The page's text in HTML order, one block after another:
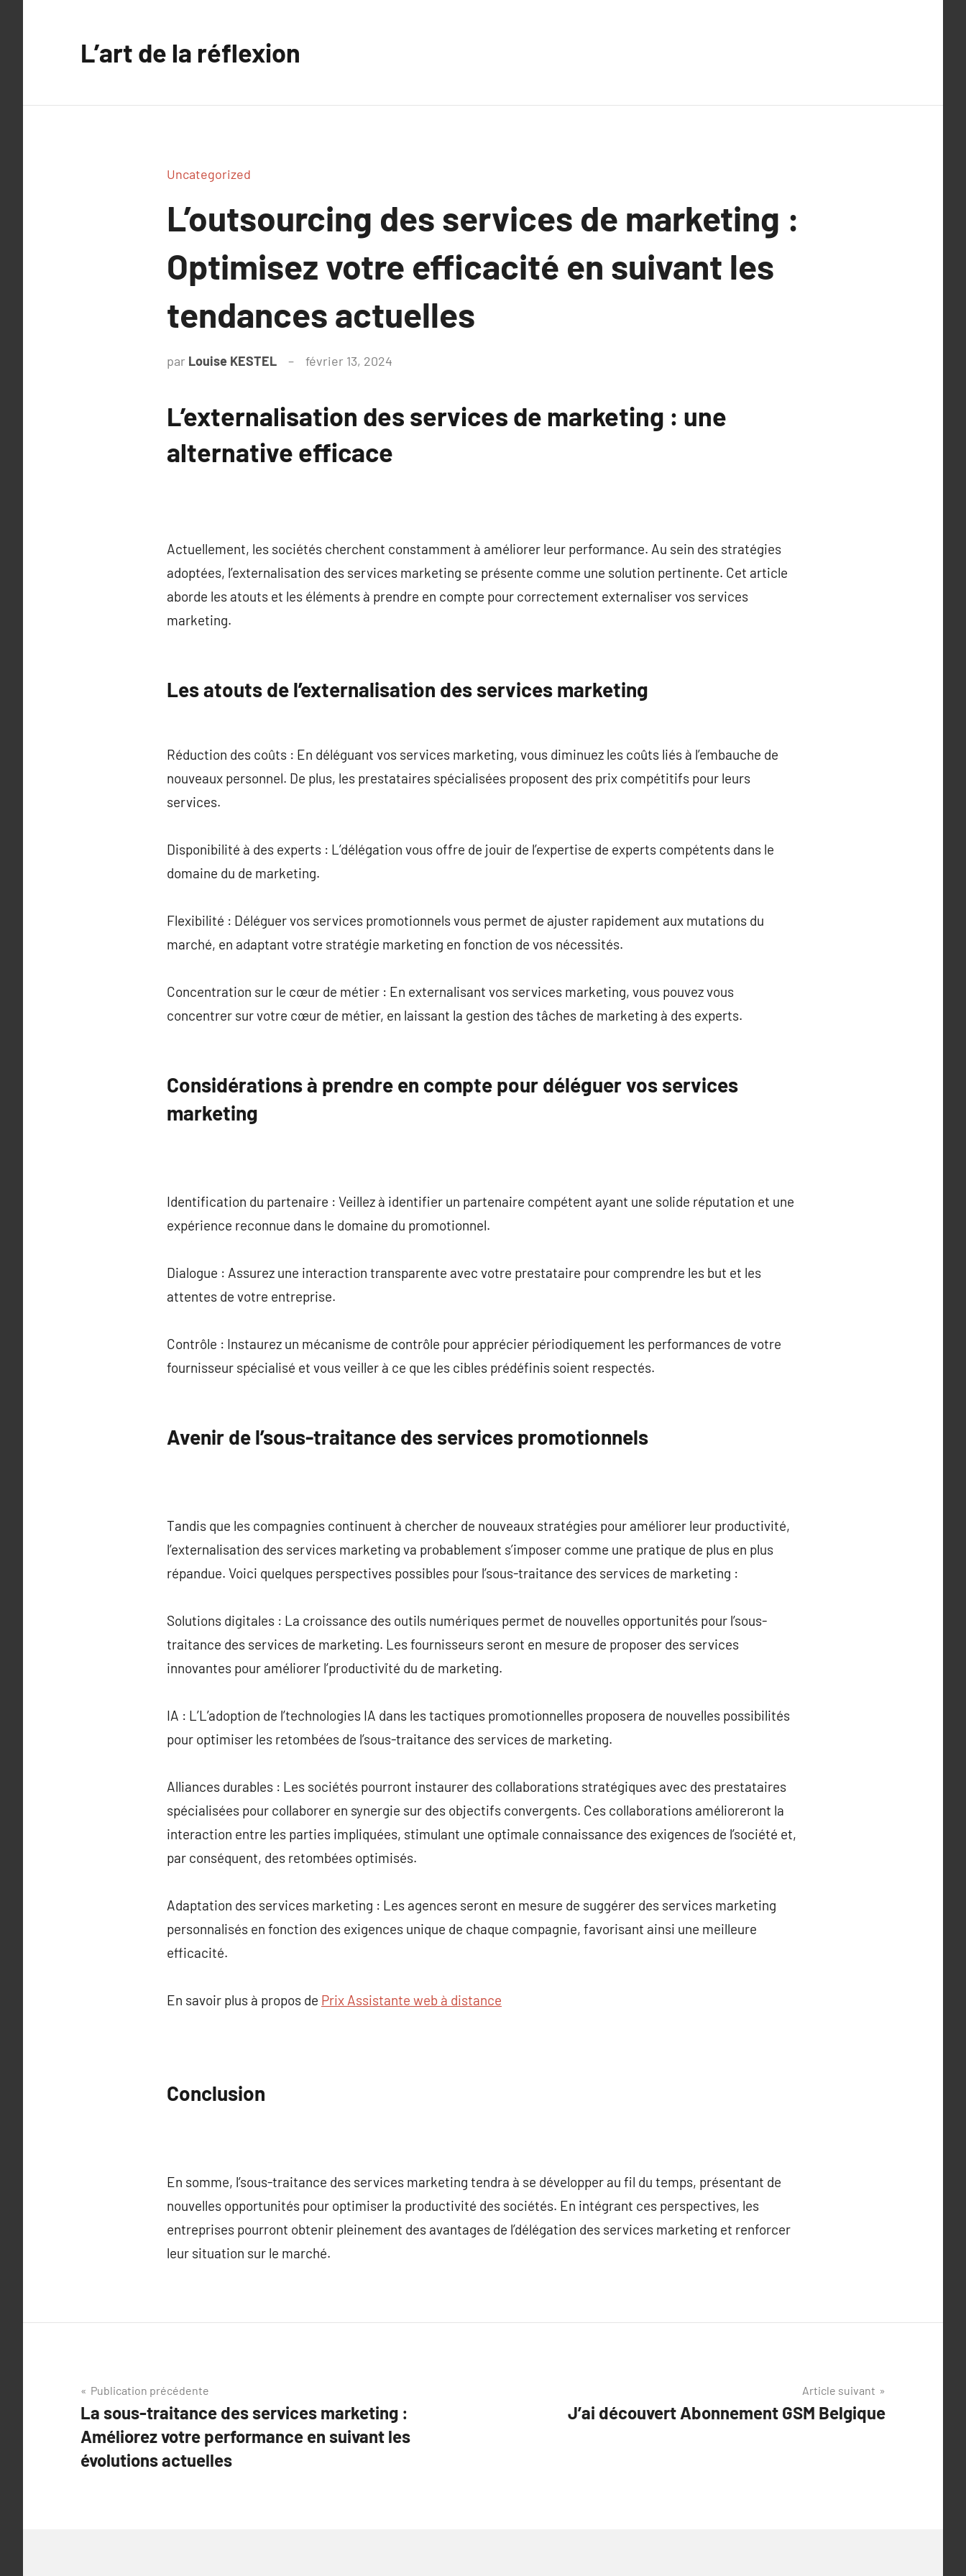
L’art de la réflexion
Uncategorized
L’outsourcing des services de marketing :
Optimisez votre efficacité en suivant les
tendances actuelles
par Louise KESTEL février 13, 2024
L’externalisation des services de marketing : une
alternative efficace
Actuellement, les sociétés cherchent constamment à améliorer leur performance. Au sein des stratégies
adoptées, l’externalisation des services marketing se présente comme une solution pertinente. Cet article
aborde les atouts et les éléments à prendre en compte pour correctement externaliser vos services
marketing.
Les atouts de l’externalisation des services marketing
Réduction des coûts : En déléguant vos services marketing, vous diminuez les coûts liés à l’embauche de
nouveaux personnel. De plus, les prestataires spécialisées proposent des prix compétitifs pour leurs
services.
Disponibilité à des experts : L’délégation vous offre de jouir de l’expertise de experts compétents dans le
domaine du de marketing.
Flexibilité : Déléguer vos services promotionnels vous permet de ajuster rapidement aux mutations du
marché, en adaptant votre stratégie marketing en fonction de vos nécessités.
Concentration sur le cœur de métier : En externalisant vos services marketing, vous pouvez vous
concentrer sur votre cœur de métier, en laissant la gestion des tâches de marketing à des experts.
Considérations à prendre en compte pour déléguer vos services
marketing
Identification du partenaire : Veillez à identifier un partenaire compétent ayant une solide réputation et une
expérience reconnue dans le domaine du promotionnel.
Dialogue : Assurez une interaction transparente avec votre prestataire pour comprendre les but et les
attentes de votre entreprise.
Contrôle : Instaurez un mécanisme de contrôle pour apprécier périodiquement les performances de votre
fournisseur spécialisé et vous veiller à ce que les cibles prédéfinis soient respectés.
Avenir de l’sous-traitance des services promotionnels
Tandis que les compagnies continuent à chercher de nouveaux stratégies pour améliorer leur productivité,
l’externalisation des services marketing va probablement s’imposer comme une pratique de plus en plus
répandue. Voici quelques perspectives possibles pour l’sous-traitance des services de marketing :
Solutions digitales : La croissance des outils numériques permet de nouvelles opportunités pour l’sous-
traitance des services de marketing. Les fournisseurs seront en mesure de proposer des services
innovantes pour améliorer l’productivité du de marketing.
IA : L’L’adoption de l’technologies IA dans les tactiques promotionnelles proposera de nouvelles possibilités
pour optimiser les retombées de l’sous-traitance des services de marketing.
Alliances durables : Les sociétés pourront instaurer des collaborations stratégiques avec des prestataires
spécialisées pour collaborer en synergie sur des objectifs convergents. Ces collaborations amélioreront la
interaction entre les parties impliquées, stimulant une optimale connaissance des exigences de l’société et,
par conséquent, des retombées optimisés.
Adaptation des services marketing : Les agences seront en mesure de suggérer des services marketing
personnalisés en fonction des exigences unique de chaque compagnie, favorisant ainsi une meilleure
efficacité.
En savoir plus à propos de Prix Assistante web à distance
Conclusion
En somme, l’sous-traitance des services marketing tendra à se développer au fil du temps, présentant de
nouvelles opportunités pour optimiser la productivité des sociétés. En intégrant ces perspectives, les
entreprises pourront obtenir pleinement des avantages de l’délégation des services marketing et renforcer
leur situation sur le marché.
Navigation
de
l’article
Publication précédente
La sous-traitance des services marketing :
Améliorez votre performance en suivant les
évolutions actuelles
Article suivant
J’ai découvert Abonnement GSM Belgique